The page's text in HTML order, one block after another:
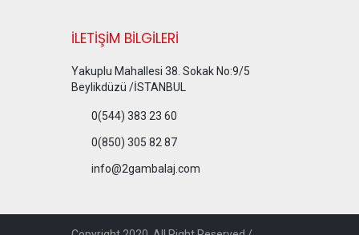
İLETİŞİM BİLGİLERİ
Yakuplu Mahallesi 38. Sokak No:9/5
Beylikdüzü /İSTANBUL
0(544) 383 23 60
0(850) 305 82 87
info@2gambalaj.com